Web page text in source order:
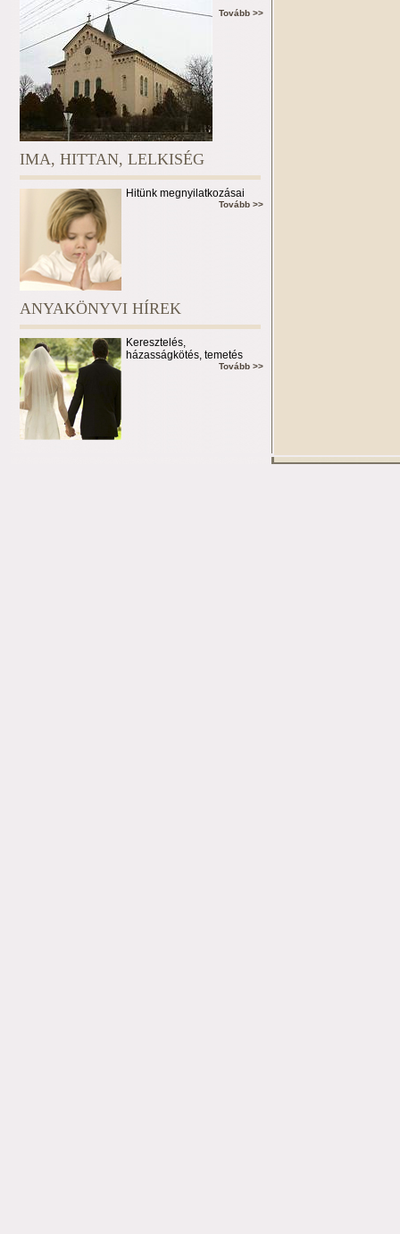
Tovább >>
IMA, HITTAN, LELKISÉG
Hitünk megnyilatkozásai
Tovább >>
ANYAKÖNYVI HÍREK
Keresztelés,
házasságkötés, temetés
Tovább >>